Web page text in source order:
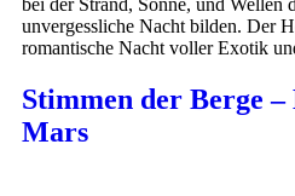
unvergessliche Nacht bilden. Der
romantische Nacht voller Exotik
Stimmen der Berge
Mars